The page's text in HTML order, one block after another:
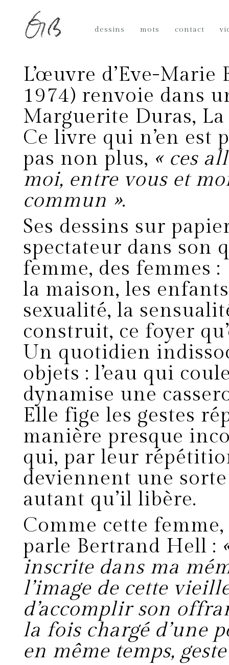
dessins mots contact
L’œuvre d’Eve-Marie
1974) renvoie dans
Marguerite Duras,
Ce livre qui n’en est
pas non plus, « ces
moi, entre vous et
commun ».
Ses dessins sur
spectateur dans son
femme, des femmes :
la maison, les
sexualité, la
construit, ce foyer
Un quotidien
objets : l’eau qui
dynamise une
Elle fige les gestes
manière presque
qui, par leur
deviennent une
autant qu’il libère.
Comme cette
parle Bertrand Hell :
inscrite dans ma
l’image de cette
d’accomplir son
la fois chargé d’une
en même temps,